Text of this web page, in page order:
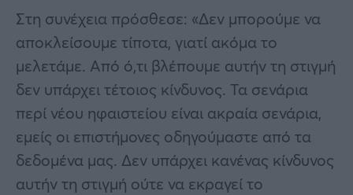
Στη συνέχεια πρόσθεσε: «Δεν μπορούμε να
αποκλείσουμε τίποτα, γιατί ακόμα το
μελετάμε. Από ό,τι βλέπουμε αυτήν τη στιγμή
δεν υπάρχει τέτοιος κίνδυνος. Τα σενάρια
περί νέου ηφαιστείου είναι ακραία σενάρια,
εμείς οι επιστήμονες οδηγούμαστε από τα
δεδομένα μας. Δεν υπάρχει κανένας κίνδυνος
αυτήν τη στιγμή ούτε να εκραγεί το